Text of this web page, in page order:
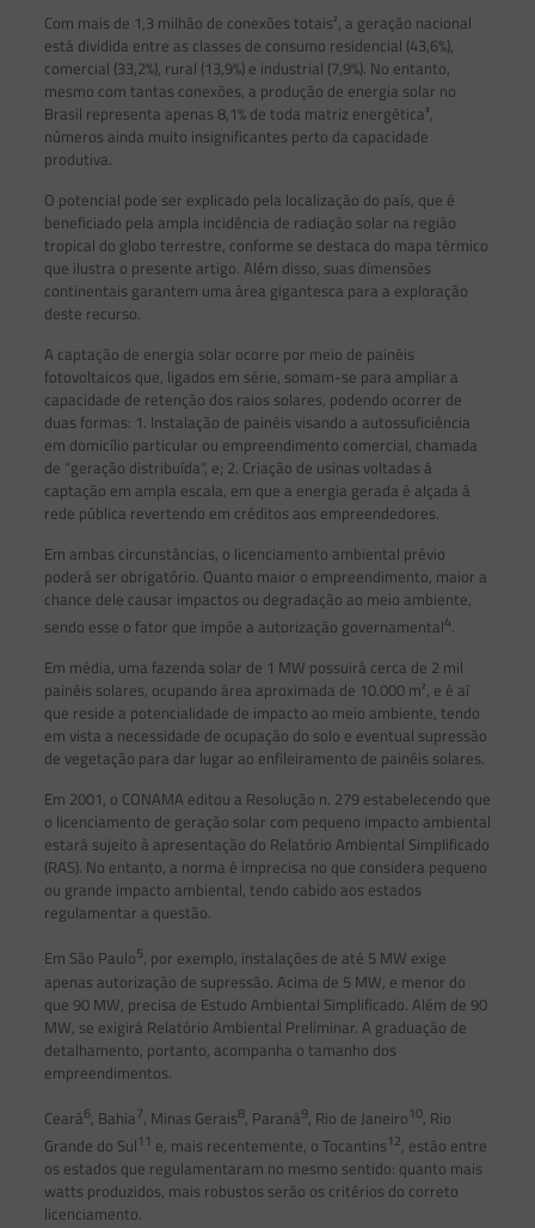
Com mais de 1,3 milhão de conexões totais², a geração nacional
está dividida entre as classes de consumo residencial (43,6%),
comercial (33,2%), rural (13,9%) e industrial (7,9%). No entanto,
mesmo com tantas conexões, a produção de energia solar no
Brasil representa apenas 8,1% de toda matriz energética³,
números ainda muito insignificantes perto da capacidade
produtiva.
O potencial pode ser explicado pela localização do país, que é
beneficiado pela ampla incidência de radiação solar na região
tropical do globo terrestre, conforme se destaca do mapa térmico
que ilustra o presente artigo. Além disso, suas dimensões
continentais garantem uma área gigantesca para a exploração
deste recurso.
A captação de energia solar ocorre por meio de painéis
fotovoltaicos que, ligados em série, somam-se para ampliar a
capacidade de retenção dos raios solares, podendo ocorrer de
duas formas: 1. Instalação de painéis visando a autossuficiência
em domicílio particular ou empreendimento comercial, chamada
de “geração distribuída”, e; 2. Criação de usinas voltadas à
captação em ampla escala, em que a energia gerada é alçada à
rede pública revertendo em créditos aos empreendedores.
Em ambas circunstâncias, o licenciamento ambiental prévio
poderá ser obrigatório. Quanto maior o empreendimento, maior a
chance dele causar impactos ou degradação ao meio ambiente,
sendo esse o fator que impõe a autorização governamental4.
Em média, uma fazenda solar de 1 MW possuirá cerca de 2 mil
painéis solares, ocupando área aproximada de 10.000 m², e é aí
que reside a potencialidade de impacto ao meio ambiente, tendo
em vista a necessidade de ocupação do solo e eventual supressão
de vegetação para dar lugar ao enfileiramento de painéis solares.
Em 2001, o CONAMA editou a Resolução n. 279 estabelecendo que
o licenciamento de geração solar com pequeno impacto ambiental
estará sujeito à apresentação do Relatório Ambiental Simplificado
(RAS). No entanto, a norma é imprecisa no que considera pequeno
ou grande impacto ambiental, tendo cabido aos estados
regulamentar a questão.
Em São Paulo5, por exemplo, instalações de até 5 MW exige
apenas autorização de supressão. Acima de 5 MW, e menor do
que 90 MW, precisa de Estudo Ambiental Simplificado. Além de 90
MW, se exigirá Relatório Ambiental Preliminar. A graduação de
detalhamento, portanto, acompanha o tamanho dos
empreendimentos.
Ceará6, Bahia7, Minas Gerais8, Paraná9, Rio de Janeiro10, Rio
Grande do Sul11 e, mais recentemente, o Tocantins12, estão entre
os estados que regulamentaram no mesmo sentido: quanto mais
watts produzidos, mais robustos serão os critérios do correto
licenciamento.